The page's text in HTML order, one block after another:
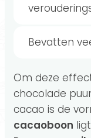
Bevatten
Om deze
chocolade
cacao is de
cacaoboon